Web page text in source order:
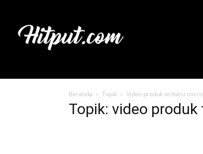
Beranda Topik Video produk terbaru
Topik: video